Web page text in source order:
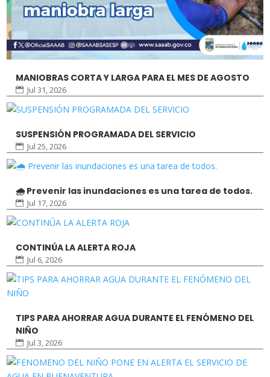
MANIOBRAS CORTA Y LARGA PARA EL MES DE AGOSTO
Jul 31, 2026
SUSPENSIÓN PROGRAMADA DEL SERVICIO
Jul 25, 2026
🌧️ Prevenir las inundaciones es una tarea de todos.
Jul 17, 2026
CONTINÚA LA ALERTA ROJA
Jul 6, 2026
TIPS PARA AHORRAR AGUA DURANTE EL FENÓMENO DEL
NIÑO
Jul 3, 2026